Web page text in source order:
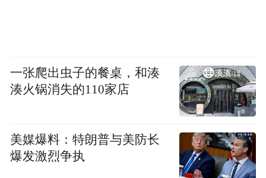
一张爬出虫子的餐桌，和湊
湊火锅消失的110家店
美媒爆料：特朗普与美防长
爆发激烈争执